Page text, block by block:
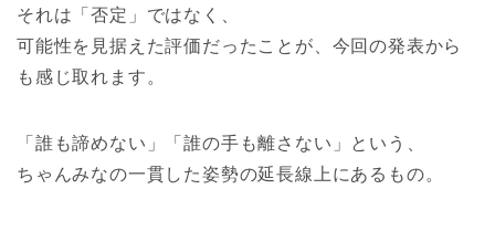
それは「否定」ではなく、
可能性を見据えた評価だったことが、今回の発表から
も感じ取れます。
「誰も諦めない」「誰の手も離さない」という、
ちゃんみなの一貫した姿勢の延長線上にあるもの。